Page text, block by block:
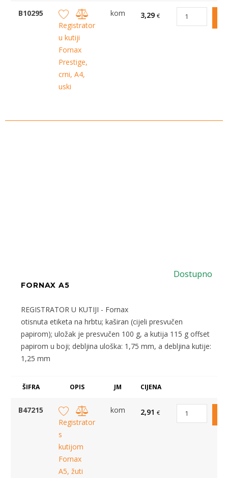
B10295
Registrator
u kutiji
Fornax
Prestige,
crni, A4,
uski
kom 3,29 €
Dostupno
FORNAX A5
REGISTRATOR U KUTIJI - Fornax
otisnuta etiketa na hrbtu; kaširan (cijeli presvučen
papirom); uložak je presvučen 100 g, a kutija 115 g offset
papirom u boji; debljina uloška: 1,75 mm, a debljina kutije:
1,25 mm
ŠIFRA OPIS JM CIJENA
B47215
Registrator
s
kutijom
Fornax
A5, žuti
kom 2,91 €